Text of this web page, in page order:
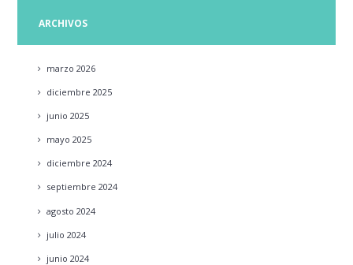
ARCHIVOS
marzo 2026
diciembre 2025
junio 2025
mayo 2025
diciembre 2024
septiembre 2024
agosto 2024
julio 2024
junio 2024